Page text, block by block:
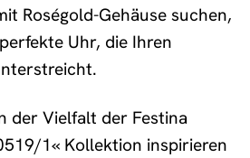
Roségold-Gehäuse suchen,
Uhr, die Ihren
der Vielfalt der Festina
1« Kollektion inspirieren